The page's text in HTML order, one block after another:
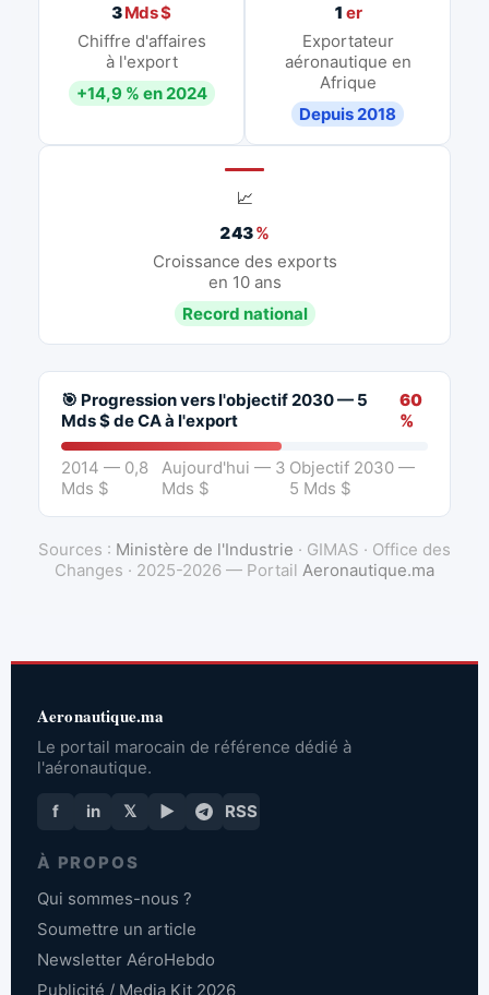
3Mds $
Chiffre d'affaires
à l'export
+14,9 % en 2024
1 er
Exportateur
aéronautique en
Afrique
Depuis 2018
📈
243%
Croissance des exports
en 10 ans
Record national
🎯 Progression vers l'objectif 2030 — 5
Mds $ de CA à l'export
60
%
2014 — 0,8
Mds $
Aujourd'hui — 3
Mds $
Objectif 2030 —
5 Mds $
Sources : Ministère de l'Industrie · GIMAS · Office des
Changes · 2025-2026 — Portail Aeronautique.ma
Aeronautique.ma
Le portail marocain de référence dédié à
l'aéronautique.
f in 𝕏 ▶ RSS
À PROPOS
Qui sommes-nous ?
Soumettre un article
Newsletter AéroHebdo
Publicité / Media Kit 2026